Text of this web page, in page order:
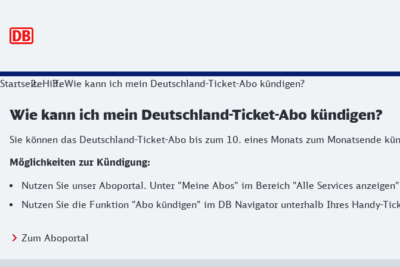
StartseiteHilfeWie kann ich mein Deutschland-Ticket-Abo kündigen?
Wie kann ich mein Deutschland-Ticket-Abo kündigen?
Sie können das Deutschland-Ticket-Abo bis zum 10. eines Monats zum Monatsende
Möglichkeiten zur Kündigung:
Nutzen Sie unser Aboportal. Unter "Meine Abos" im Bereich "Alle Services
Nutzen Sie die Funktion "Abo kündigen" im DB Navigator unterhalb Ihres Handy-
Zum Aboportal